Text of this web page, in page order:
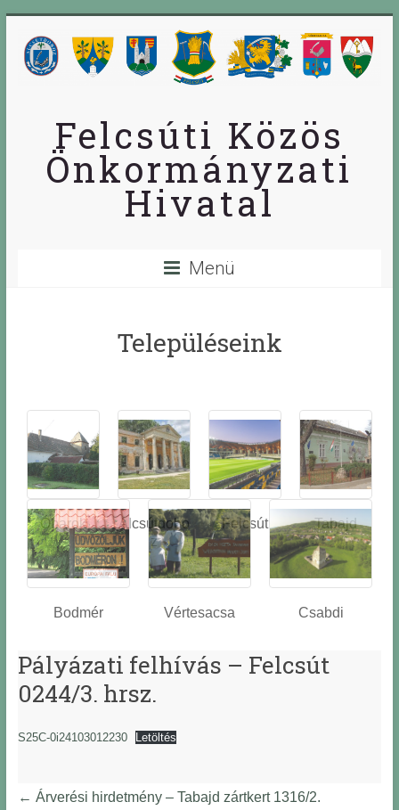
Felcsúti Közös
Önkormányzati
Hivatal
Menü
Településeink
Óbarok
Alcsútdobo
z
Felcsút Tabajd
Bodmér Vértesacsa Csabdi
Pályázati felhívás – Felcsút
0244/3. hrsz.
S25C-0i24103012230 Letöltés
← Árverési hirdetmény – Tabajd zártkert 1316/2.